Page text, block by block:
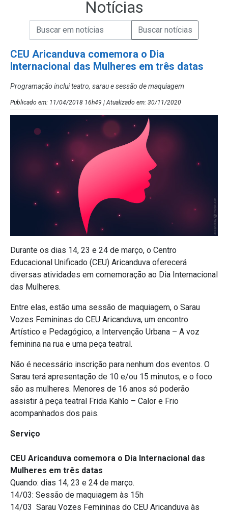
Notícias
Campo de Busca de Notícias
Campo de Busca de informaçõesEnviar a Busca de Notícias
CEU Aricanduva comemora o Dia
Internacional das Mulheres em três datas
Programação inclui teatro, sarau e sessão de maquiagem
Publicado em: 11/04/2018 16h49 | Atualizado em: 30/11/2020
Durante os dias 14, 23 e 24 de março, o Centro
Educacional Unificado (CEU) Aricanduva oferecerá
diversas atividades em comemoração ao Dia Internacional
das Mulheres.
Entre elas, estão uma sessão de maquiagem, o Sarau
Vozes Femininas do CEU Aricanduva, um encontro
Artístico e Pedagógico, a Intervenção Urbana – A voz
feminina na rua e uma peça teatral.
Não é necessário inscrição para nenhum dos eventos. O
Sarau terá apresentação de 10 e/ou 15 minutos, e o foco
são as mulheres. Menores de 16 anos só poderão
assistir à peça teatral Frida Kahlo – Calor e Frio
acompanhados dos pais.
Serviço
CEU Aricanduva comemora o Dia Internacional das
Mulheres em três datas
Quando: dias 14, 23 e 24 de março.
14/03: Sessão de maquiagem às 15h
14/03 Sarau Vozes Femininas do CEU Aricanduva às